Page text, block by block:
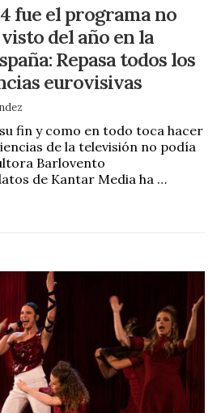
fue el programa no
del año en la
Repasa todos los
eurovisivas
fin y como en todo toca hacer
de la televisión no podía
Barlovento
de Kantar Media ha …